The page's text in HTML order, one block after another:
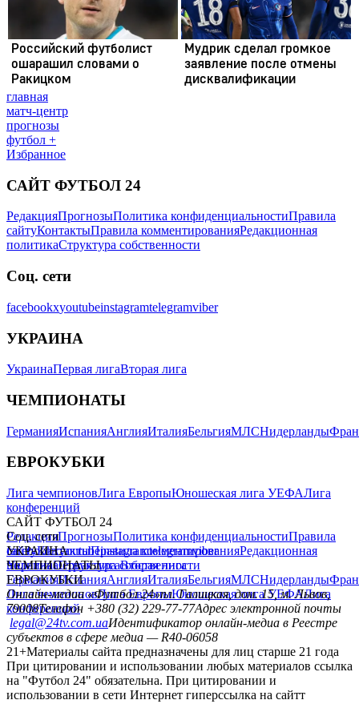
главная
матч-центр
прогнозы
футбол +
Избранное
САЙТ ФУТБОЛ 24
РедакцияПрогнозыПолитика конфиденциальностиПравила
сайтуКонтактыПравила комментированияРедакционная
политикаСтруктура собственности
Соц. сети
facebookxyoutubeinstagramtelegramviber
УКРАИНА
УкраинаПервая лигаВторая лига
ЧЕМПИОНАТЫ
ГерманияИспанияАнглияИталияБельгияМЛСНидерланды
ЕВРОКУБКИ
Лига чемпионовЛига ЕвропыЮношеская лига УЕФАЛига
конференций
САЙТ ФУТБОЛ 24
РедакцияПрогнозыПолитика конфиденциальностиПравила
сайтуКонтактыПравила комментированияРедакционная
политикаСтруктура собственности
Соц. сети
facebookxyoutubeinstagramtelegramviber
УКРАИНА
УкраинаПервая лигаВторая лига
ЧЕМПИОНАТЫ
ГерманияИспанияАнглияИталияБельгияМЛСНидерланды
ЕВРОКУБКИ
Лига чемпионовЛига ЕвропыЮношеская лига УЕФАЛига
конференций
Онлайн-медиа «Футбол 24»пл. Галицкая, дом. 15, м. Львов,
79008Телефон +380 (32) 229-77-77Адрес электронной почты
legal@24tv.com.uaИдентификатор онлайн-медиа в Реестре
субъектов в сфере медиа — R40-06058
21+Материалы сайта предназначены для лиц старше 21 года
При цитировании и использовании любых материалов ссылка
на "Футбол 24" обязательна. При цитировании и
использовании в сети Интернет гиперссылка на сайтт